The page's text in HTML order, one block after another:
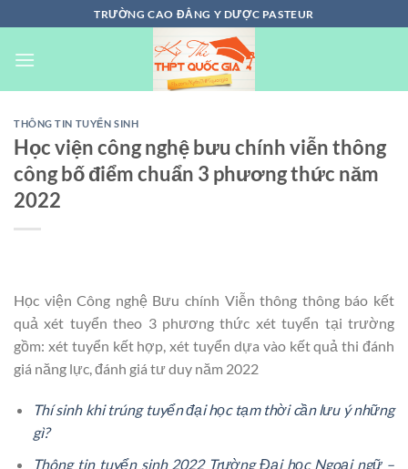
đến
nội
TRƯỜNG CAO ĐẲNG Y DƯỢC PASTEUR
THÔNG TIN TUYỂN SINH
Học viện công nghệ bưu chính viễn thông
công bố điểm chuẩn 3 phương thức năm
2022
Học viện Công nghệ Bưu chính Viễn thông thông báo kết
quả xét tuyển theo 3 phương thức xét tuyển tại trường
gồm: xét tuyển kết hợp, xét tuyển dựa vào kết quả thi đánh
giá năng lực, đánh giá tư duy năm 2022
Thí sinh khi trúng tuyển đại học tạm thời cần lưu ý những
gì?
Thông tin tuyển sinh 2022 Trường Đại học Ngoại ngữ –